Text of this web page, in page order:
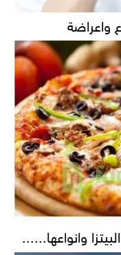
واعراضة
وانواعها......